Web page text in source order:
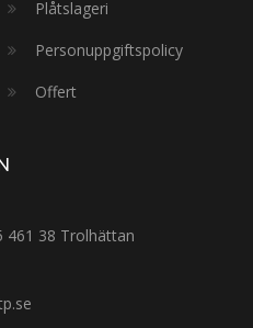
Plåtslageri
Personuppgiftspolicy
Offert
461 38 Trolhättan